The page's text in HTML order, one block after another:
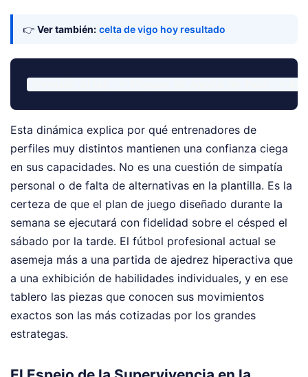
👉 Ver también: celta de vigo hoy resultado
Esta dinámica explica por qué entrenadores de
perfiles muy distintos mantienen una confianza ciega
en sus capacidades. No es una cuestión de simpatía
personal o de falta de alternativas en la plantilla. Es la
certeza de que el plan de juego diseñado durante la
semana se ejecutará con fidelidad sobre el césped el
sábado por la tarde. El fútbol profesional actual se
asemeja más a una partida de ajedrez hiperactiva que
a una exhibición de habilidades individuales, y en ese
tablero las piezas que conocen sus movimientos
exactos son las más cotizadas por los grandes
estrategas.